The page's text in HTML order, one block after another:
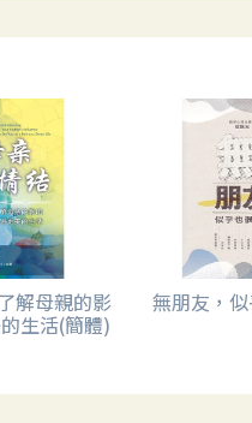
解母親的影
生活(簡體)
無朋友，